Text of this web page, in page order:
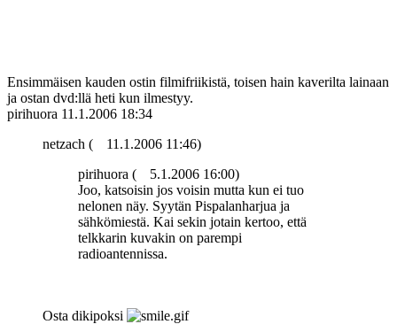
Ensimmäisen kauden ostin filmifriikistä, toisen hain kaverilta lainaan
ja ostan dvd:llä heti kun ilmestyy.
pirihuora 11.1.2006 18:34
netzach (
11.1.2006 11:46)
pirihuora (
5.1.2006 16:00)
Joo, katsoisin jos voisin mutta kun ei tuo
nelonen näy. Syytän Pispalanharjua ja
sähkömiestä. Kai sekin jotain kertoo, että
telkkarin kuvakin on parempi
radioantennissa.
Osta dikipoksi